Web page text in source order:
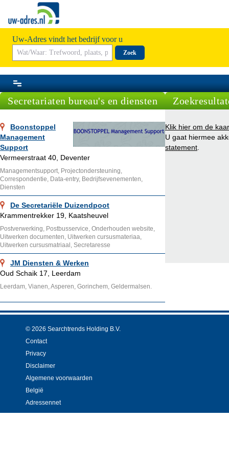
Uw-Adres vindt het bedrijf voor u
Zoek
Secretariaten bureau's en diensten
Boonstoppel
Management
Support
Vermeerstraat 40, Deventer
Managementsupport, Projectondersteuning,
Correspondentie, Data-entry, Bedrijfsevenementen,
Diensten
De Secretariële Duizendpoot
Krammentrekker 19, Kaatsheuvel
Postverwerking, Postbusservice, Onderhouden website,
Uitwerken documenten, Uitwerken cursusmateriaa,
Uitwerken cursusmatriaal, Secretaresse
JM Diensten & Werken
Oud Schaik 17, Leerdam
Leerdam, Vianen, Asperen, Gorinchem, Geldermalsen.
Klik hier om de
U gaat hiermee
statement
© 2026 Searchtrends Holding B.V.
Contact
Privacy
Disclaimer
Algemene voorwaarden
België
Adressennet